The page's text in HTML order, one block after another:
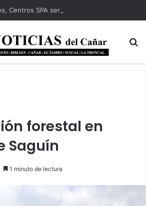
forestal en
Saguín
1 minuto de lectura